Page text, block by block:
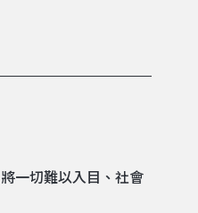
一切難以入目、社會